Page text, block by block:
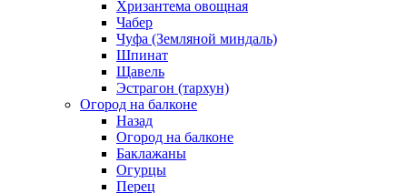
Хризантема овощная
Чабер
Чуфа (Земляной миндаль)
Шпинат
Щавель
Эстрагон (тархун)
Огород на балконе
Назад
Огород на балконе
Баклажаны
Огурцы
Перец